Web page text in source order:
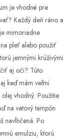
je vhodné pre
Každý deň ráno a
mimoriadne
pleť alebo použiť
jemnými krúživými
aj oči? Túto
keď mám veľmi
vhodný. Použitie
na vatový tampón
navlhčená. Po
emulziu, ktorú